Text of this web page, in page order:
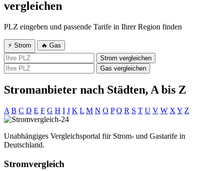
vergleichen
PLZ eingeben und passende Tarife in Ihrer Region finden
⚡ Strom
🔥 Gas
Strom vergleichen
Gas vergleichen
Stromanbieter nach Städten, A bis Z
A B C D E F G H I J K L M N O P Q R S T U V W X Y Z
Unabhängiges Vergleichsportal für Strom- und Gastarife in
Deutschland.
Stromvergleich